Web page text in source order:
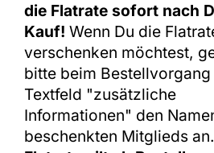
die Flatrate sofort nach
Kauf! Wenn Du die
verschenken möchtest,
bitte beim Bestellvorgang
Textfeld "zusätzliche
Informationen" den
beschenkten Mitglieds an.